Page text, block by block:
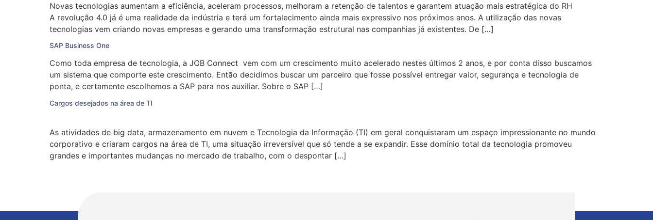
Novas tecnologias aumentam a eficiência, aceleram processos, melhoram a retenção de talentos e garantem atuação mais estratégica do RH
A revolução 4.0 já é uma realidade da indústria e terá um fortalecimento ainda mais expressivo nos próximos anos. A utilização das novas
tecnologias vem criando novas empresas e gerando uma transformação estrutural nas companhias já existentes. De […]
SAP Business One
Como toda empresa de tecnologia, a JOB Connect vem com um crescimento muito acelerado nestes últimos 2 anos, e por conta disso buscamos
um sistema que comporte este crescimento. Então decidimos buscar um parceiro que fosse possível entregar valor, segurança e tecnologia de
ponta, e certamente escolhemos a SAP para nos auxiliar. Sobre o SAP […]
Cargos desejados na área de TI
As atividades de big data, armazenamento em nuvem e Tecnologia da Informação (TI) em geral conquistaram um espaço impressionante no mundo
corporativo e criaram cargos na área de TI, uma situação irreversível que só tende a se expandir. Esse domínio total da tecnologia promoveu
grandes e importantes mudanças no mercado de trabalho, com o despontar […]